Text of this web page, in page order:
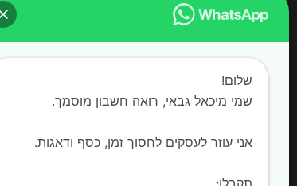
משרד רואה חשבון מיכאל גבאי
שירותי רו"ח מקצועיים בחדרה | הנהלת חשבונות |
שלום!
שמי מיכאל גבאי, רואה חשבון מוסמך. ‍
אני עוזר לעסקים לחסוך זמן, כסף ודאגות.